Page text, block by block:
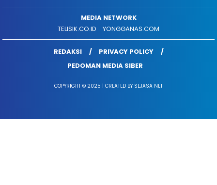
MEDIA NETWORK
TELISIK.CO.ID
YONGGANAS.COM
REDAKSI
PRIVACY POLICY
PEDOMAN MEDIA SIBER
COPYRIGHT © 2025 | CREATED BY SEJASA NET